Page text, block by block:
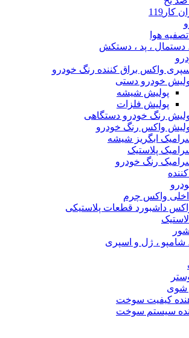
هوا
دستمال ، پد ، دستکش
واکس براق کننده رنگ خودرو
خودرو دستی
پولیش شیشه
پولیش فلزات
رنگ خودرو دستگاهی
واکس رنگ خودرو
ابگریز شیشه
پلاستیک
رنگ خودرو
واکس چرم
داشبورد قطعات پلاستیکی
شامپو ، ژل و اسپری
شوی
کیفیت سوخت
سیستم سوخت